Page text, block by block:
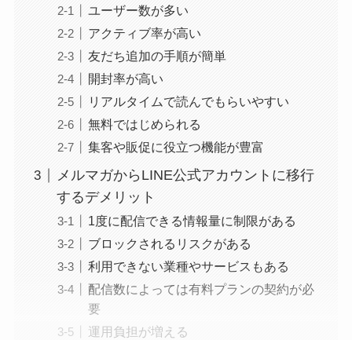
ユーザー数が多い
アクティブ率が高い
友だち追加の手順が簡単
開封率が高い
リアルタイムで読んでもらいやすい
無料ではじめられる
集客や販促に役立つ機能が豊富
メルマガからLINE公式アカウントに移行
するデメリット
1度に配信できる情報量に制限がある
ブロックされるリスクがある
利用できない業種やサービスもある
配信数によっては有料プランの契約が必
要
運用負担が増える